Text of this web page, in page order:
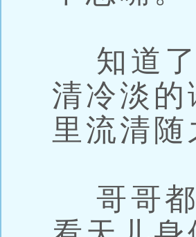
知道了
清冷淡
里流清
哥哥都